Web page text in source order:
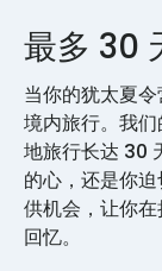
最多 30
当你的犹太夏
境内旅行。我
地旅行长达 30
的心，还是你
供机会，让你
回忆。